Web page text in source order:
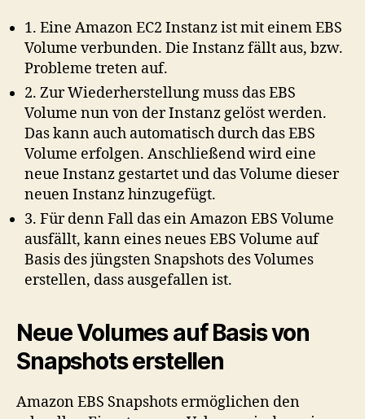
1. Eine Amazon EC2 Instanz ist mit einem EBS
Volume verbunden. Die Instanz fällt aus, bzw.
Probleme treten auf.
2. Zur Wiederherstellung muss das EBS
Volume nun von der Instanz gelöst werden.
Das kann auch automatisch durch das EBS
Volume erfolgen. Anschließend wird eine
neue Instanz gestartet und das Volume dieser
neuen Instanz hinzugefügt.
3. Für denn Fall das ein Amazon EBS Volume
ausfällt, kann eines neues EBS Volume auf
Basis des jüngsten Snapshots des Volumes
erstellen, dass ausgefallen ist.
Neue Volumes auf Basis von
Snapshots erstellen
Amazon EBS Snapshots ermöglichen den